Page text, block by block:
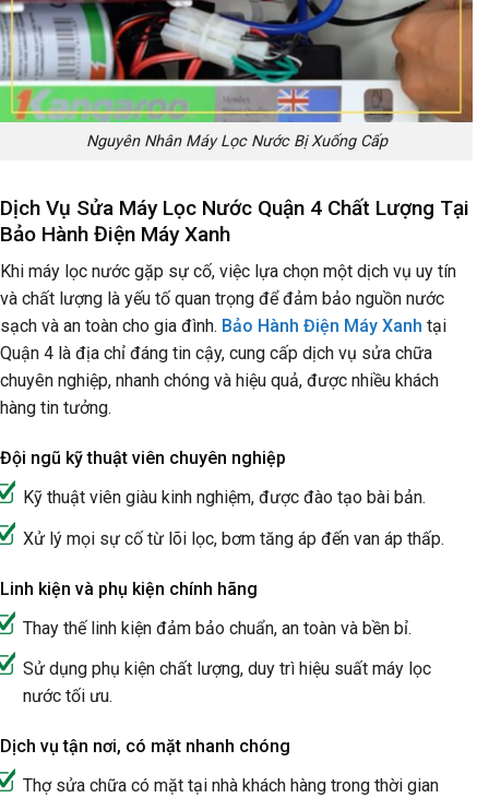
Nguyên Nhân Máy Lọc Nước Bị Xuống Cấp
Dịch Vụ Sửa Máy Lọc Nước Quận 4 Chất Lượng Tại
Bảo Hành Điện Máy Xanh
Khi máy lọc nước gặp sự cố, việc lựa chọn một dịch vụ uy tín
và chất lượng là yếu tố quan trọng để đảm bảo nguồn nước
sạch và an toàn cho gia đình. Bảo Hành Điện Máy Xanh tại
Quận 4 là địa chỉ đáng tin cậy, cung cấp dịch vụ sửa chữa
chuyên nghiệp, nhanh chóng và hiệu quả, được nhiều khách
hàng tin tưởng.
Đội ngũ kỹ thuật viên chuyên nghiệp
Kỹ thuật viên giàu kinh nghiệm, được đào tạo bài bản.
Xử lý mọi sự cố từ lõi lọc, bơm tăng áp đến van áp thấp.
Linh kiện và phụ kiện chính hãng
Thay thế linh kiện đảm bảo chuẩn, an toàn và bền bỉ.
Sử dụng phụ kiện chất lượng, duy trì hiệu suất máy lọc
nước tối ưu.
Dịch vụ tận nơi, có mặt nhanh chóng
Thợ sửa chữa có mặt tại nhà khách hàng trong thời gian